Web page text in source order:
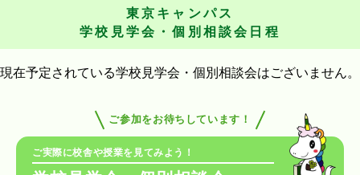
東京キャンパス
学校見学会・個別相談会日程
現在予定されている学校見学会・個別相談会はございません。
ご参加をお待ちしています！
ご実際に校舎や授業を見てみよう！